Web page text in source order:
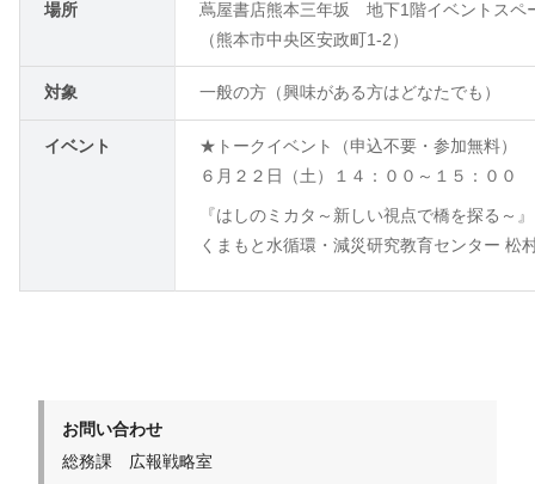
場所
蔦屋書店熊本三年坂 地下1階イベントスペ
（熊本市中央区安政町1-2）
対象 一般の方（興味がある方はどなたでも）
イベント
★トークイベント（申込不要・参加無料）
６月２２日（土）１４：００～１５：００
『はしのミカタ～新しい視点で橋を探る～』
くまもと水循環・減災研究教育センター 松
お問い合わせ
総務課 広報戦略室